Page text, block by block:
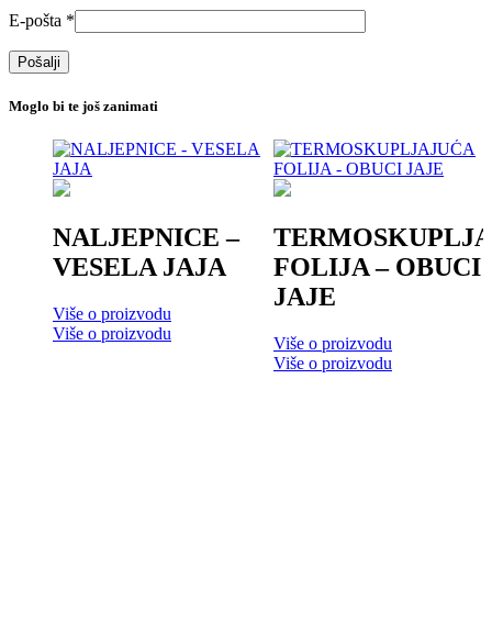
E-pošta *
Moglo bi te još zanimati
NALJEPNICE –
VESELA JAJA
Više o proizvodu
Više o proizvodu
FOLIJA – OBUCI
JAJE
Više o proizvodu
Više o proizvodu